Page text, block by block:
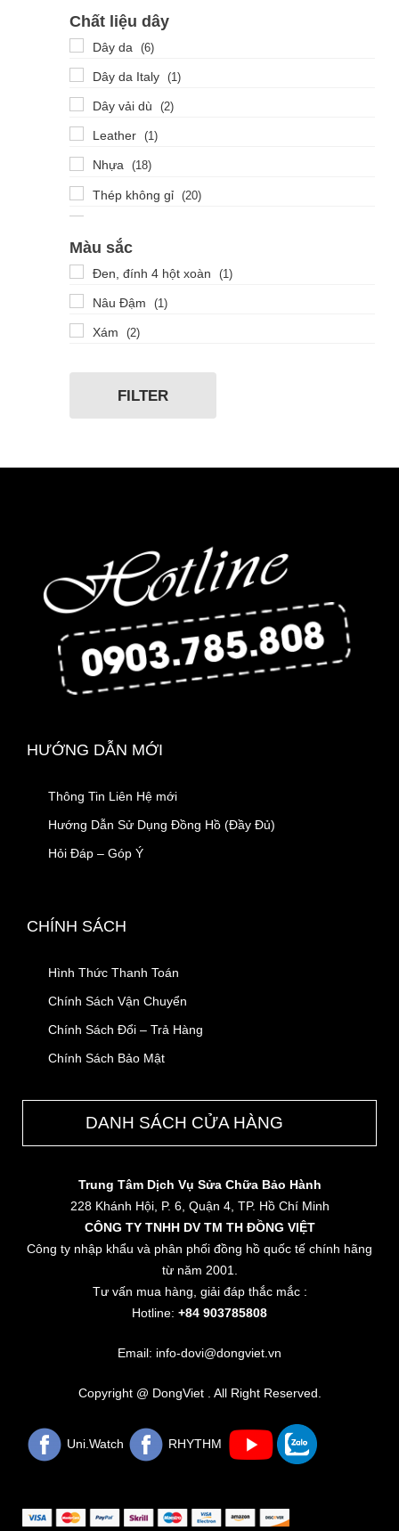
33.1 x 4.4cm
36.0 x 41.0 x 7.0cm
38.4 x 47.0 x 13.9cm
40.5 x 52.2 x 12.3cm
40cm X 6cm
42.8mm
42.9mm
Chất liệu dây
Dây da (6)
Dây da Italy (1)
Dây vải dù (2)
Leather (1)
Nhựa (18)
Thép không gỉ (20)
Màu sắc
Đen, đính 4 hột xoàn (1)
Nâu Đậm (1)
Xám (2)
FILTER
HƯỚNG DẪN MỚI
Thông Tin Liên Hệ mới
Hướng Dẫn Sử Dụng Đồng Hồ (Đầy Đủ)
Hỏi Đáp – Góp Ý
CHÍNH SÁCH
Hình Thức Thanh Toán
Chính Sách Vận Chuyển
Chính Sách Đổi – Trả Hàng
Chính Sách Bảo Mật
DANH SÁCH CỬA HÀNG
Trung Tâm Dịch Vụ Sửa Chữa Bảo Hành
228 Khánh Hội, P. 6, Quận 4, TP. Hồ Chí Minh
CÔNG TY TNHH DV TM TH ĐỒNG VIỆT
Công ty nhập khẩu và phân phối đồng hồ quốc tế chính hãng
từ năm 2001.
Tư vấn mua hàng, giải đáp thắc mắc :
Hotline: +84 903785808
Email: info-dovi@dongviet.vn
Copyright @ DongViet . All Right Reserved.
Uni.Watch RHYTHM